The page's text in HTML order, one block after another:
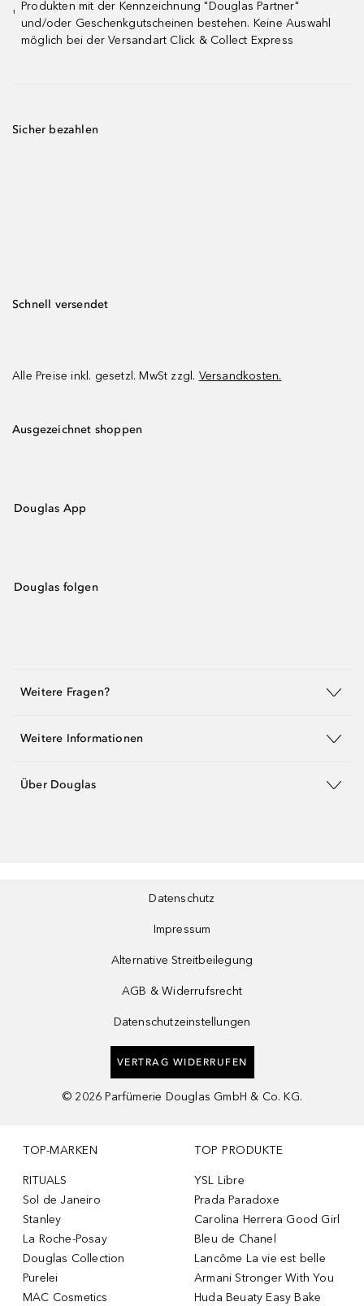
¹
Produkten mit der Kennzeichnung "Douglas Partner"
und/oder Geschenkgutscheinen bestehen. Keine Auswahl
möglich bei der Versandart Click & Collect Express
Sicher bezahlen
Schnell versendet
Alle Preise inkl. gesetzl. MwSt zzgl. Versandkosten.
Ausgezeichnet shoppen
Douglas App
Douglas folgen
Weitere Fragen?
Weitere Informationen
Über Douglas
Datenschutz
Impressum
Alternative Streitbeilegung
AGB & Widerrufsrecht
Datenschutzeinstellungen
VERTRAG WIDERRUFEN
© 2026 Parfümerie Douglas GmbH & Co. KG.
TOP-MARKEN
RITUALS
Sol de Janeiro
Stanley
La Roche-Posay
Douglas Collection
Purelei
MAC Cosmetics
TOP PRODUKTE
YSL Libre
Prada Paradoxe
Carolina Herrera Good Girl
Bleu de Chanel
Lancôme La vie est belle
Armani Stronger With You
Huda Beuaty Easy Bake